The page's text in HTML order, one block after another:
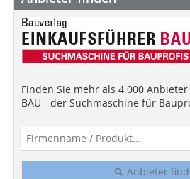
Finden Sie mehr als 4.000 Anbieter
BAU - der Suchmaschine für
Anbieter